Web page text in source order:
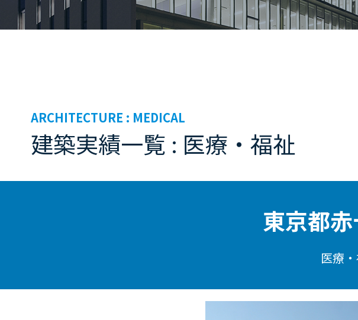
ARCHITECTURE : MEDICAL
建築実績一覧 : 医療・福祉
東京都
医療